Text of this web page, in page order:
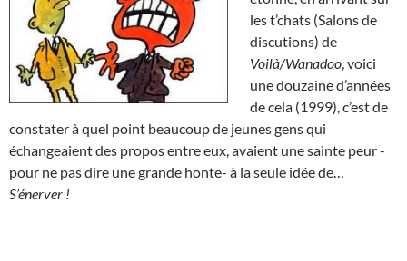
les t’chats (Salons de
discutions) de
Voilà/Wanadoo , voici
une douzaine d’années
de cela (1999), c’est de
constater à quel point beaucoup de jeunes gens qui
échangeaient des propos entre eux, avaient une sainte peur -
pour ne pas dire une grande honte- à la seule idée de…
S’énerver !